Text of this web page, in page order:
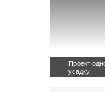
Проект
усадку